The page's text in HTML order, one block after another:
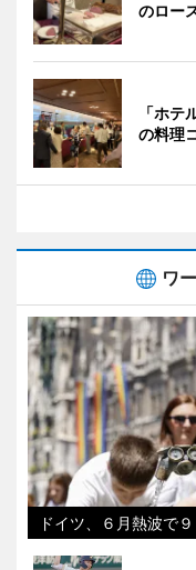
のロー
「ホテ
の料理
ワ
ドイツ、６月熱波で